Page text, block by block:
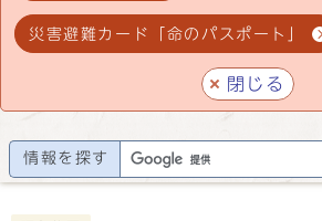
災害避難カード「命のパスポート」
閉じる
情報を探す